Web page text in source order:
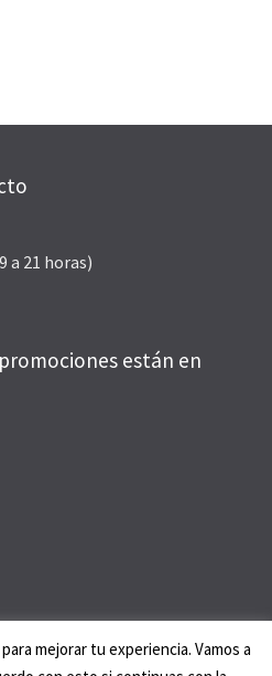
a 21 horas)
están en
mejorar tu experiencia. Vamos a